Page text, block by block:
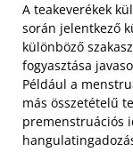
A teakeverékek
során jelentkező
különböző
fogyasztása
Például a
más összetételű
premenstruációs